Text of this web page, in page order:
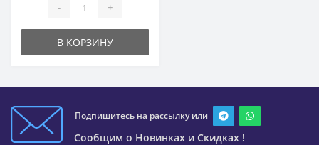
- +
В КОРЗИНУ
Подпишитесь на рассылку или
Сообщим о Новинках и Скидках !